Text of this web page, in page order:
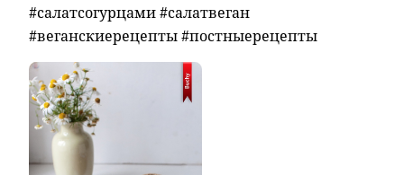
#салатсогурцами #салатвеган
#веганскиерецепты #постныерецепты